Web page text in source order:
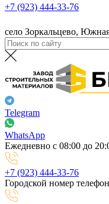
+7 (923) 444-33-76
село Зоркальцево,
Telegram
WhatsApp
Ежедневно с 08:00 до
+7 (923) 444-33-76
Городской номер